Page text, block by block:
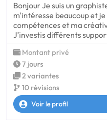
Bonjour Je suis un
m'intéresse beaucoup et
compétences et ma
J’investis différents
Montant privé
7 jours
2 variantes
10 révisions
Voir le profil